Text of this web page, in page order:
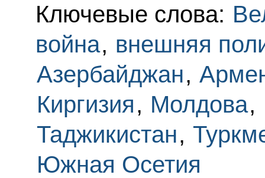
Ключевые слова:
война, внешняя
Азербайджан,
Киргизия, Молдова,
Таджикистан,
Южная Осетия